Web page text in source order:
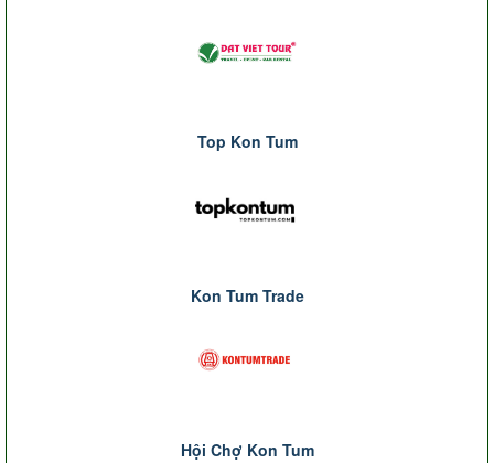
Top Kon Tum
Kon Tum Trade
Hội Chợ Kon Tum